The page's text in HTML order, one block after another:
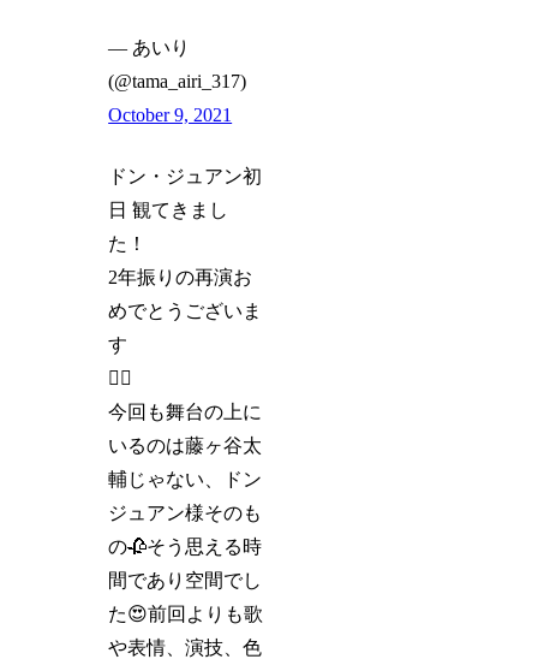
— あいり
(@tama_airi_317)
October 9, 2021
ドン・ジュアン初
日 観てきまし
た！
2年振りの再演お
めでとうございま
す
🙇‍♀️
今回も舞台の上に
いるのは藤ヶ谷太
輔じゃない、ドン
ジュアン様そのも
の🥀そう思える時
間であり空間でし
た😍前回よりも歌
や表情、演技、色